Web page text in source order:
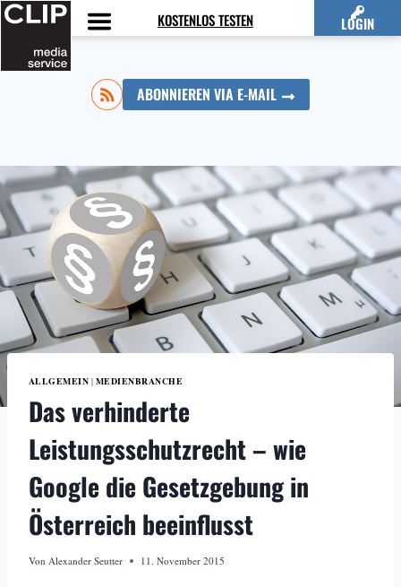
Zum
Inhalt
springen
KOSTENLOS TESTEN LOGIN
ABONNIEREN VIA E-MAIL
ALLGEMEIN | MEDIENBRANCHE
Das verhinderte
Leistungsschutzrecht – wie
Google die Gesetzgebung in
Österreich beeinflusst
Von Alexander Seutter 11. November 2015